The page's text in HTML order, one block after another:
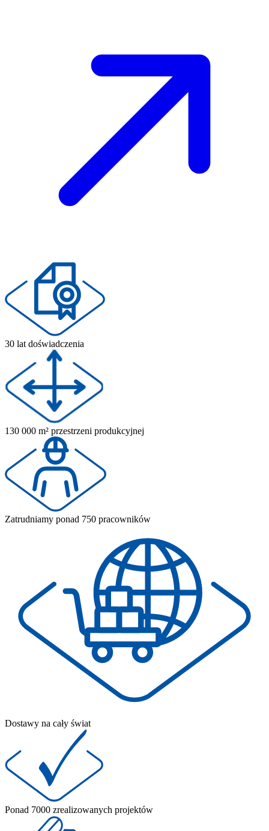
30 lat doświadczenia
130 000 m² przestrzeni produkcyjnej
Zatrudniamy ponad 750 pracowników
Dostawy na cały świat
Ponad 7000 zrealizowanych projektów